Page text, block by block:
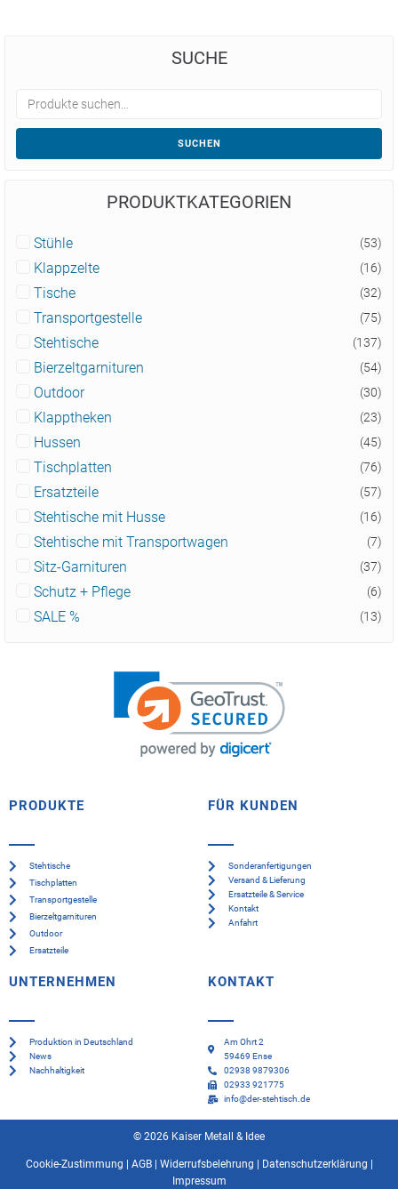
SUCHE
SUCHEN
PRODUKTKATEGORIEN
Stühle (53)
Klappzelte (16)
Tische (32)
Transportgestelle (75)
Stehtische (137)
Bierzeltgarnituren (54)
Outdoor (30)
Klapptheken (23)
Hussen (45)
Tischplatten (76)
Ersatzteile (57)
Stehtische mit Husse (16)
Stehtische mit Transportwagen (7)
Sitz-Garnituren (37)
Schutz + Pflege (6)
SALE % (13)
PRODUKTE
Stehtische
Tischplatten
Transportgestelle
Bierzeltgarnituren
Outdoor
Ersatzteile
FÜR KUNDEN
Sonderanfertigungen
Versand & Lieferung
Ersatzteile & Service
Kontakt
Anfahrt
UNTERNEHMEN
Produktion in Deutschland
News
Nachhaltigkeit
KONTAKT
Am Ohrt 2
59469 Ense
02938 9879306
02933 921775
info@der-stehtisch.de
© 2026 Kaiser Metall & Idee
Cookie-Zustimmung | AGB| Widerrufsbelehrung | Datenschutzerklärung |
Impressum